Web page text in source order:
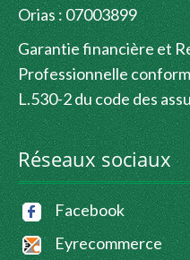
Orias : 07003899
Garantie financière et
Professionnelle
L.530-2 du code des
Réseaux sociaux
Facebook
Eyrecommerce